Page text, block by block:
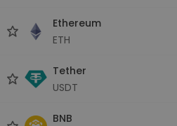
Ethereum
ETH
Tether
USDT
BNB